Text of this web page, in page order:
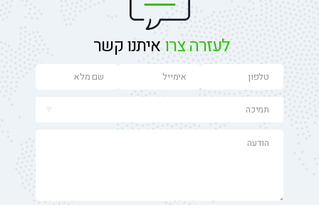
לעזרה צרו איתנו קשר